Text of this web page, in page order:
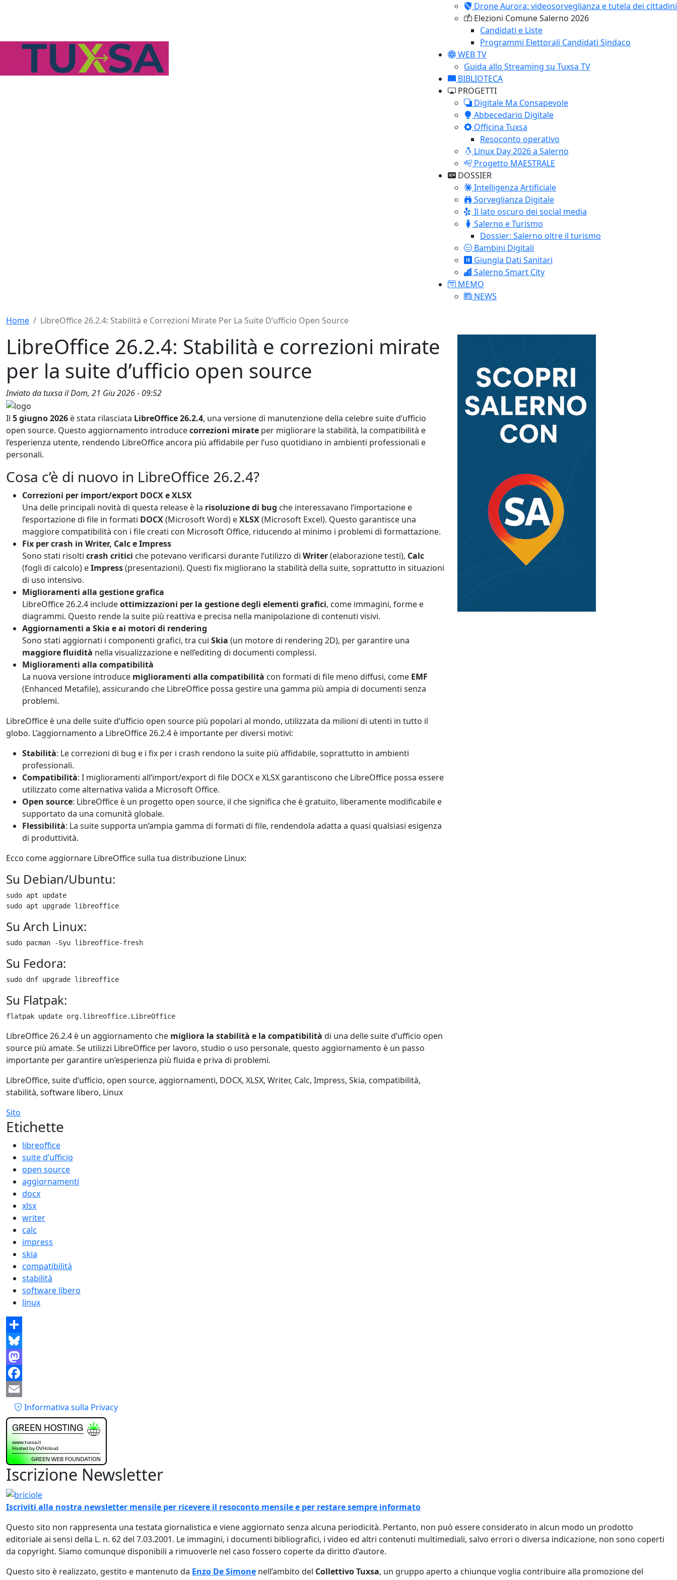
Drone Aurora: videosorveglianza e tutela dei cittadini
Elezioni Comune Salerno 2026
Candidati e Liste
Programmi Elettorali Candidati Sindaco
WEB TV
Guida allo Streaming su Tuxsa TV
BIBLIOTECA
PROGETTI
Digitale Ma Consapevole
Abbecedario Digitale
Officina Tuxsa
Resoconto operativo
Linux Day 2026 a Salerno
Progetto MAESTRALE
DOSSIER
Intelligenza Artificiale
Sorveglianza Digitale
Il lato oscuro dei social media
Salerno e Turismo
Dossier: Salerno oltre il turismo
Bambini Digitali
Giungla Dati Sanitari
Salerno Smart City
MEMO
NEWS
Home LibreOffice 26.2.4: Stabilità e Correzioni Mirate Per La Suite D’ufficio Open Source
LibreOffice 26.2.4: Stabilità e correzioni mirate
per la suite d’ufficio open source
Inviato datuxsailDom, 21 Giu 2026 - 09:52
Il 5 giugno 2026 è stata rilasciata LibreOffice 26.2.4, una versione di manutenzione della celebre suite d’ufficio
open source. Questo aggiornamento introducecorrezioni mirate per migliorare la stabilità, la compatibilità e
l’esperienza utente, rendendo LibreOffice ancora più affidabile per l’uso quotidiano in ambienti professionali e
personali.
Cosa c’è di nuovo in LibreOffice 26.2.4?
Correzioni per import/export DOCX e XLSX
Una delle principali novità di questa release è la risoluzione di bug che interessavano l’importazione e
l’esportazione di file in formati DOCX(Microsoft Word) eXLSX(Microsoft Excel). Questo garantisce una
maggiore compatibilità con i file creati con Microsoft Office, riducendo al minimo i problemi di formattazione.
Fix per crash in Writer, Calc e Impress
Sono stati risolti crash critici che potevano verificarsi durante l’utilizzo di Writer(elaborazione testi), Calc
(fogli di calcolo) eImpress(presentazioni). Questi fix migliorano la stabilità della suite, soprattutto in situazioni
di uso intensivo.
Miglioramenti alla gestione grafica
LibreOffice 26.2.4 includeottimizzazioni per la gestione degli elementi grafici, come immagini, forme e
diagrammi. Questo rende la suite più reattiva e precisa nella manipolazione di contenuti visivi.
Aggiornamenti a Skia e ai motori di rendering
Sono stati aggiornati i componenti grafici, tra cui Skia (un motore di rendering 2D), per garantire una
maggiore fluidità nella visualizzazione e nell’editing di documenti complessi.
Miglioramenti alla compatibilità
La nuova versione introduce miglioramenti alla compatibilità con formati di file meno diffusi, come EMF
(Enhanced Metafile), assicurando che LibreOffice possa gestire una gamma più ampia di documenti senza
problemi.
LibreOffice è una delle suite d’ufficio open source più popolari al mondo, utilizzata da milioni di utenti in tutto il
globo. L’aggiornamento a LibreOffice 26.2.4 è importante per diversi motivi:
Stabilità: Le correzioni di bug e i fix per i crash rendono la suite più affidabile, soprattutto in ambienti
professionali.
Compatibilità: I miglioramenti all’import/export di file DOCX e XLSX garantiscono che LibreOffice possa essere
utilizzato come alternativa valida a Microsoft Office.
Open source: LibreOffice è un progetto open source, il che significa che è gratuito, liberamente modificabile e
supportato da una comunità globale.
Flessibilità: La suite supporta un’ampia gamma di formati di file, rendendola adatta a quasi qualsiasi esigenza
di produttività.
Ecco come aggiornare LibreOffice sulla tua distribuzione Linux:
Su Debian/Ubuntu:
sudo apt update
sudo apt upgrade libreoffice
Su Arch Linux:
sudo pacman -Syu libreoffice-fresh
Su Fedora:
sudo dnf upgrade libreoffice
Su Flatpak:
flatpak update org.libreoffice.LibreOffice
LibreOffice 26.2.4 è un aggiornamento che migliora la stabilità e la compatibilità di una delle suite d’ufficio open
source più amate. Se utilizzi LibreOffice per lavoro, studio o uso personale, questo aggiornamento è un passo
importante per garantire un’esperienza più fluida e priva di problemi.
LibreOffice, suite d’ufficio, open source, aggiornamenti, DOCX, XLSX, Writer, Calc, Impress, Skia, compatibilità,
stabilità, software libero, Linux
Sito
Etichette
libreoffice
suite d’ufficio
open source
aggiornamenti
docx
xlsx
writer
calc
impress
skia
compatibilità
stabilità
software libero
linux
Share
Bluesky
Mastodon
Facebook
Email
Piè di pagina
Informativa sulla Privacy
Iscrizione Newsletter
Immagine
Iscriviti alla nostra newsletter mensile per ricevere il resoconto mensile e per restare sempre informato
Questo sito non rappresenta una testata giornalistica e viene aggiornato senza alcuna periodicità. Pertanto, non può essere considerato in alcun modo un prodotto
editoriale ai sensi della L. n. 62 del 7.03.2001. Le immagini, i documenti bibliografici, i video ed altri contenuti multimediali, salvo errori o diversa indicazione, non sono coperti
da copyright. Siamo comunque disponibili a rimuoverle nel caso fossero coperte da diritto d’autore.
Questo sito è realizzato, gestito e mantenuto da Enzo De Simone nell’ambito del Collettivo Tuxsa, un gruppo aperto a chiunque voglia contribuire alla promozione del